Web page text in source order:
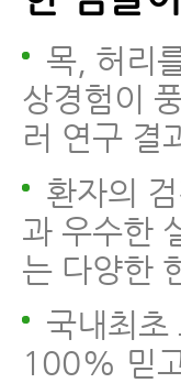
목, 허리
상경험이
러 연구 결
환자의
과 우수한
는 다양한
국내최초
100% 믿